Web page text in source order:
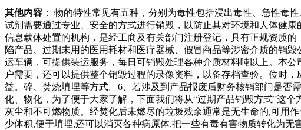
其他内容 ： 物的特性常见有五种，分别为毒性包括浸出毒性、急性毒
试剂需要通过专业、安全的方式进行销毁，以防止其对环境和人体健
信息载体处置的机构，是经工商及有关部门注册登记，具有正规资质
陷产品、过期未用的医用耗材和医疗器械、假冒商品等涉密介质的销
运车辆，可提供装运服务，每日可销毁处理各种介质材料吨以上。本
户需要，还可以提供整个销毁过程的录像资料，以备存档查验。位时
益。碎、焚烧填埋等方式。6、若涉及到产品报废后财务核销部门是否
化、物化，为了便于大家了解，下面我们将从“过期产品销毁方式”这
灰尘和不可燃物质。经焚化后未燃尽的垃圾残余通常是无生命的,可用
少体积,便于填埋,还可以消灭各种病原体,把一些有毒有害物质转化为